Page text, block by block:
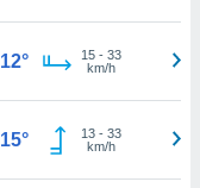
12° 15- 33
km/h
15° 13- 33
km/h